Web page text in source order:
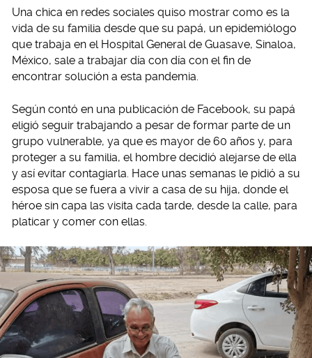
Una chica en redes sociales quiso mostrar como es la
vida de su familia desde que su papá, un epidemiólogo
que trabaja en el Hospital General de Guasave, Sinaloa,
México, sale a trabajar día con día con el fin de
encontrar solución a esta pandemia.
Según contó en una publicación de Facebook, su papá
eligió seguir trabajando a pesar de formar parte de un
grupo vulnerable, ya que es mayor de 60 años y, para
proteger a su familia, el hombre decidió alejarse de ella
y así evitar contagiarla. Hace unas semanas le pidió a su
esposa que se fuera a vivir a casa de su hija, donde el
héroe sin capa las visita cada tarde, desde la calle, para
platicar y comer con ellas.